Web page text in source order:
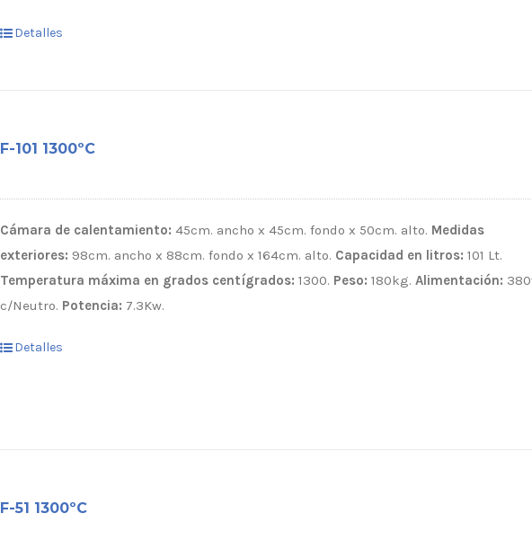
Detalles
F-101 1300ºC
Cámara de calentamiento: 45cm. ancho x 45cm. fondo x 50cm. alto. Medidas
exteriores: 98cm. ancho x 88cm. fondo x 164cm. alto. Capacidad en litros: 101 Lt.
Temperatura máxima en grados centígrados: 1300. Peso: 180kg. Alimentación:
c/Neutro. Potencia: 7.3Kw.
Detalles
F-51 1300ºC